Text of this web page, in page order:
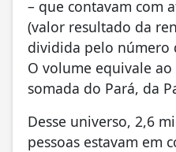
– que contavam com
(valor resultado da
dividida pelo número
O volume equivale
somada do Pará, da
Desse universo, 2,6
pessoas estavam em